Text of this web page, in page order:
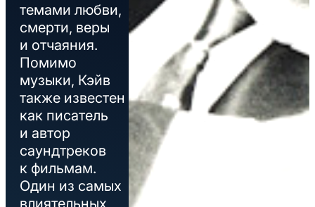
темами любви,
смерти, веры
и отчаяния.
Помимо
музыки, Кэйв
также известен
как писатель
и автор
саундтреков
к фильмам.
Один из самых
влиятельных